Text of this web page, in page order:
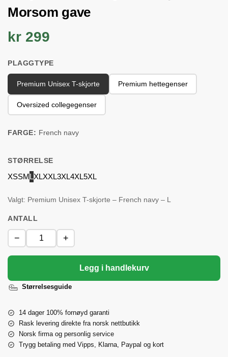
Morsom gave
kr 299
PLAGGTYPE
Premium Unisex T-skjorte Premium hettegenser
Oversized collegegenser
FARGE: French navy
STØRRELSE
XSSMLXLXXL3XL4XL5XL
Valgt: Premium Unisex T-skjorte – French navy – L
ANTALL
− +
Legg i handlekurv
Størrelsesguide
14 dager 100% fornøyd garanti
Rask levering direkte fra norsk nettbutikk
Norsk firma og personlig service
Trygg betaling med Vipps, Klarna, Paypal og kort